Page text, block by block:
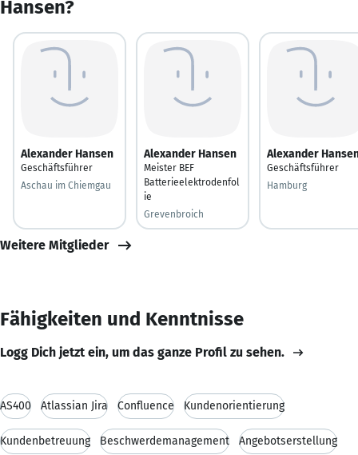
Hansen?
Alexander Hansen
Geschäftsführer
Aschau im Chiemgau
Alexander Hansen
Meister BEF
Batterieelektrodenfol
ie
Grevenbroich
Alexander
Geschäftsführer
Hamburg
Weitere Mitglieder
Fähigkeiten und Kenntnisse
Logg Dich jetzt ein, um das ganze Profil zu sehen.
AS400 Atlassian Jira Confluence Kundenorientierung
Kundenbetreuung Beschwerdemanagement Angebotserstellung